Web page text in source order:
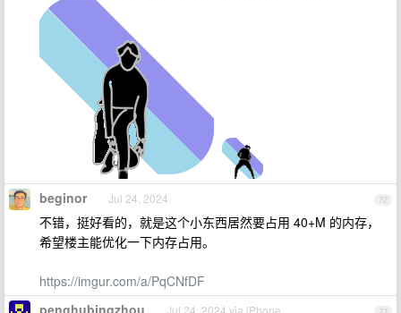
72
beginor Jul 24, 2024
不错，挺好看的，就是这个小东西居然要占用 40+M 的内存，
希望楼主能优化一下内存占用。
https://imgur.com/a/PqCNfDF